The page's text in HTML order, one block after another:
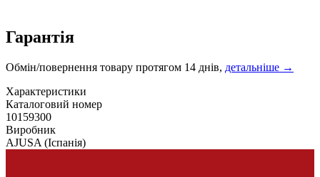
Гарантія
Обмін/повернення товару протягом 14 днів, детальніше →
Характеристики
Каталоговий номер
10159300
Виробник
AJUSA (Іспанія)